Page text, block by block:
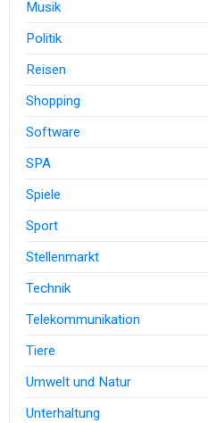
Musik
Politik
Reisen
Shopping
Software
SPA
Spiele
Sport
Stellenmarkt
Technik
Telekommunikation
Tiere
Umwelt und Natur
Unterhaltung